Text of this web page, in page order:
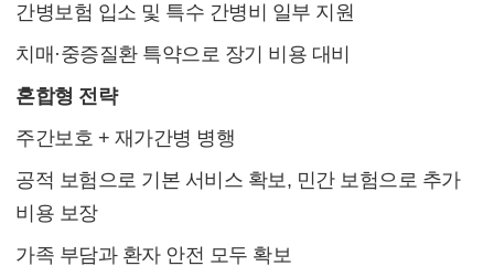
간병보험 입소 및 특수 간병비 일부 지원
치매·중증질환 특약으로 장기 비용 대비
혼합형 전략
주간보호 + 재가간병 병행
공적 보험으로 기본 서비스 확보, 민간 보험으로 추가
비용 보장
가족 부담과 환자 안전 모두 확보